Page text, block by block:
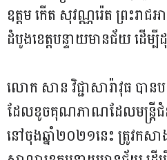
ឧត្តម កើត សុវណ្ណរ៉េត ព្រះរាជ
ដំបូងខេត្តបន្ទាយមានជ័យ ដើ
លោក សាន វិជ្ជាសារ៉ាវុធ បាន
ដែលខូចគុណភាណដែលមន្ត្រីជំ
នៅចុងឆ្នាំ២០២១នេះ ត្រូវក